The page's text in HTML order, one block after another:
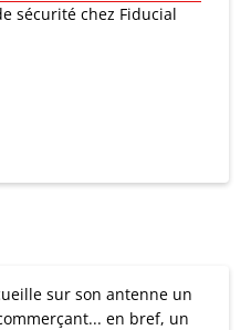
sécurité chez Fiducial
sur son antenne un
en bref, un